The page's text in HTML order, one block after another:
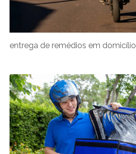
entrega de remédios em domicílio